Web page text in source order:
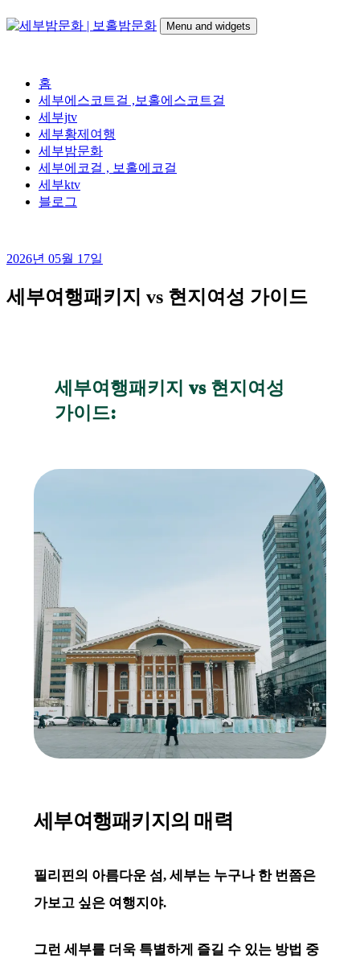
to
Menu and widgets
홈
세부에스코트걸 ,보홀에스코트걸
세부jtv
세부황제여행
세부밤문화
세부에코걸 , 보홀에코걸
세부ktv
블로그
2026년 05월 17일
세부여행패키지 vs 현지여성 가이드
세부여행패키지 vs 현지여성
가이드:
IMAGE HERO
세부여행패키지의 매력
필리핀의 아름다운 섬, 세부는 누구나 한 번쯤은
가보고 싶은 여행지야.
그런 세부를 더욱 특별하게 즐길 수 있는 방법 중